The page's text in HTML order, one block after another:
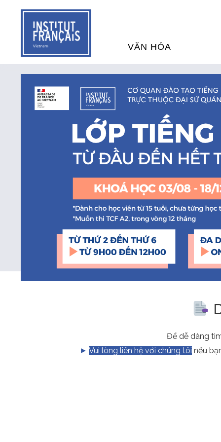
VĂN HÓA
THƯ VIỆN ĐA PHƯƠNG
CHƯƠNG TRÌNH CHIẾU
PHÁP
SÁCH VÀ THƯ TỊCH
NGHỆ SỸ LƯU TRÚ
Để dễ dàng
►Vui lòng liên hệ với chúng tôi nếu